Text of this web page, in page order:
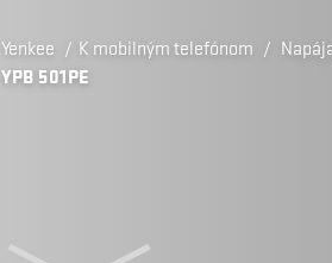
Yenkee / K mobilným telefónom /
YPB 501PE